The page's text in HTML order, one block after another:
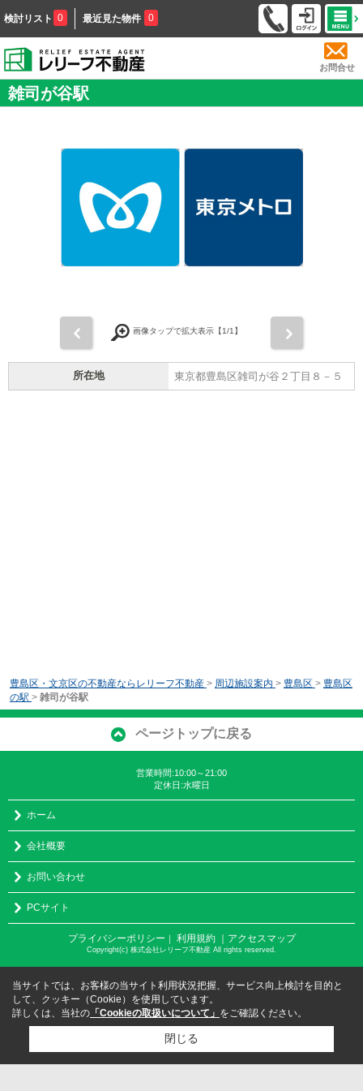
検討リスト 0 最近見た物件 0
お問合せ
雑司が谷駅
画像タップで拡大表示【1/1】
所在地 東京都豊島区雑司が谷２丁目８－５
豊島区・文京区の不動産ならレリーフ不動産 > 周辺施設案内 > 豊島区 > 豊島区
の駅 > 雑司が谷駅
ページトップに戻る
営業時間:10:00～21:00
定休日:水曜日
ホーム
会社概要
お問い合わせ
PCサイト
プライバシーポリシー ｜ 利用規約 ｜アクセスマップ
Copyright(c) 株式会社レリーフ不動産 All rights reserved.
当サイトでは、お客様の当サイト利用状況把握、サービス向上検討を目的と
して、クッキー（Cookie）を使用しています。
詳しくは、当社の 「Cookieの取扱いについて」 をご確認ください。
閉じる